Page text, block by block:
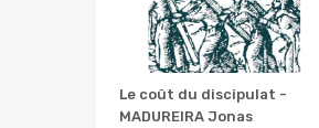
Le coût du discipulat -
MADUREIRA Jonas